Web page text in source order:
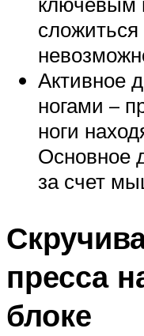
сложиться
Активное
ногами –
ноги
Основное
за счет
пресса
блоке